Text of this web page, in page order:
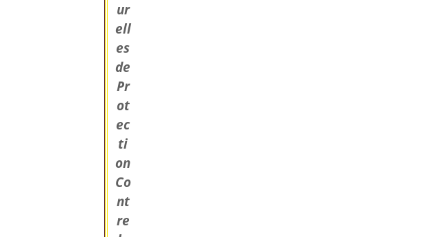
ur
ell
es
de
Pr
ot
ec
ti
on
Co
nt
re